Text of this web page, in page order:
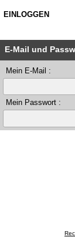
EINLOGGEN
E-Mail und
Mein E-Mail :
Mein Passwort :